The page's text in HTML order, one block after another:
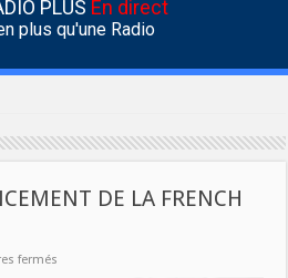
PLUS En direct
plus qu'une Radio
DE LA FRENCH
fermés